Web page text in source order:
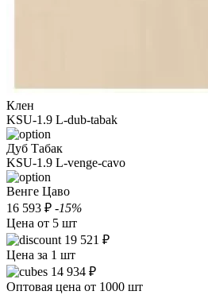
Клен
KSU-1.9 L-dub-tabak
Дуб Табак
KSU-1.9 L-venge-cavo
Венге Цаво
16 593 ₽ -15%
Цена от 5 шт
19 521 ₽
Цена за 1 шт
14 934 ₽
Оптовая цена от 1000 шт